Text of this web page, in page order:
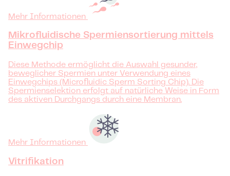
Mehr Informationen
Mikrofluidische Spermiensortierung mittels
Einwegchip
Diese Methode ermöglicht die Auswahl gesunder,
beweglicher Spermien unter Verwendung eines
Einwegchips (Microfluidic Sperm Sorting Chip). Die
Spermienselektion erfolgt auf natürliche Weise in Form
des aktiven Durchgangs durch eine Membran.
Mehr Informationen
Vitrifikation